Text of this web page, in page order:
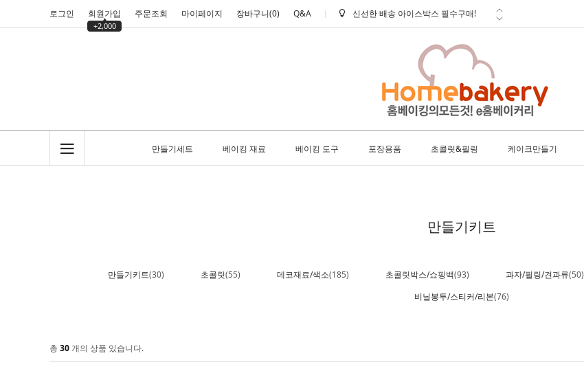
로그인 회원가입
+2,000
주문조회 마이페이지 장바구니(0) Q&A
학교 ㆍ 공공기관 후불 주문 안내
방문 수령 안내
배송 안내 (토요일에도 택배출고 및
사은품 안내
만들기세트 베이킹 재료 베이킹 도구 포장용품 초콜릿&필링 케이크만들기
만들기키트
만들기키트(30) 초콜릿(55) 데코재료/색소(185) 초콜릿박스/쇼핑백(93) 과자/필링/견과류(50)
비닐봉투/스티커/리본(76)
총 30개의 상품 있습니다.